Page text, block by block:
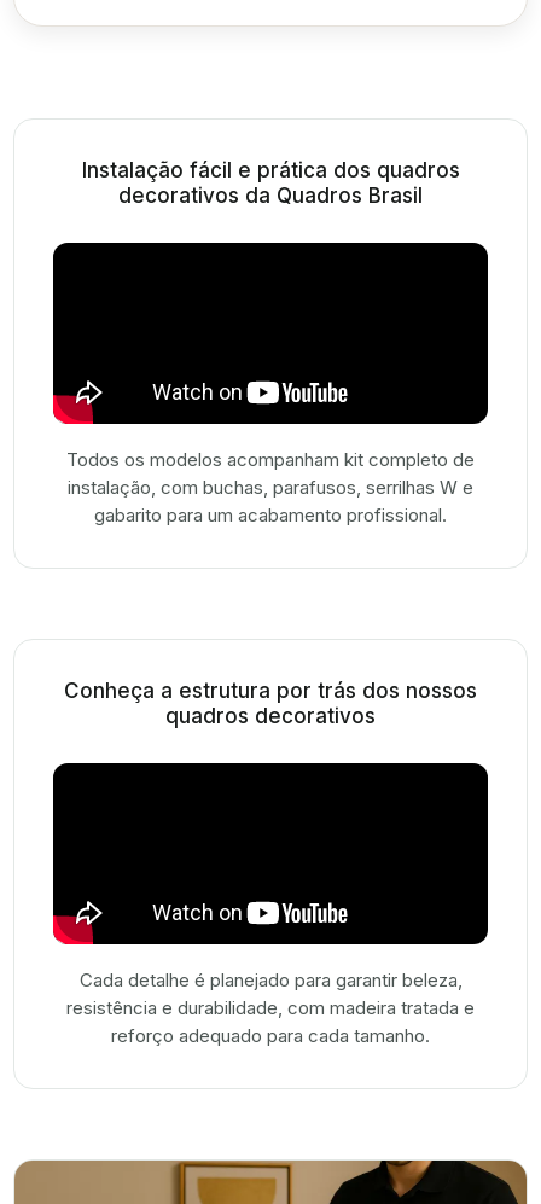
Instalação fácil e prática dos quadros
decorativos da Quadros Brasil
Todos os modelos acompanham kit completo de
instalação, com buchas, parafusos, serrilhas W e
gabarito para um acabamento profissional.
Conheça a estrutura por trás dos nossos
quadros decorativos
Cada detalhe é planejado para garantir beleza,
resistência e durabilidade, com madeira tratada e
reforço adequado para cada tamanho.